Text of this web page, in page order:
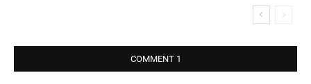
1 COMMENT